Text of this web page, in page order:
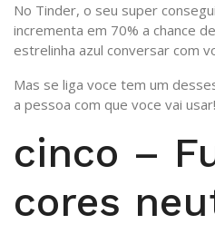
No Tinder, o seu super
incrementa em 70% a chance
estrelinha azul conversar com
Mas se liga voce tem um
a pessoa com que voce vai usar!
cinco –
cores